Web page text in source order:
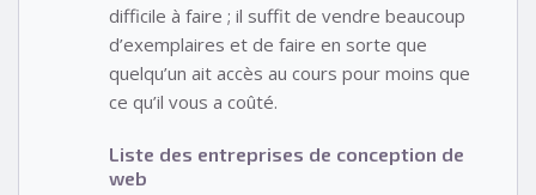
difficile à faire ; il suffit de vendre beaucoup
d’exemplaires et de faire en sorte que
quelqu’un ait accès au cours pour moins que
ce qu’il vous a coûté.
Liste des entreprises de conception de
web